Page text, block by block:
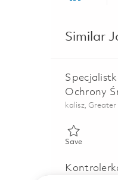
Similar
Ochrony
Location
kalisz, Greater
SaveSave